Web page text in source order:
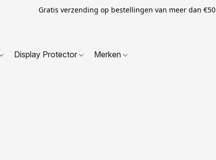
Gratis verzending op bestellingen van meer dan €50
Display Protector Merken